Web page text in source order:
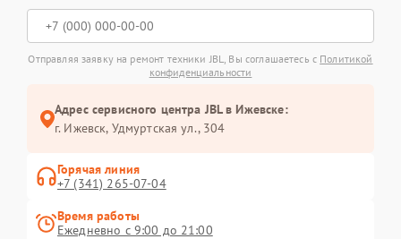
Отправляя заявку на ремонт техники JBL, Вы соглашаетесь с Политикой
конфиденциальности
Адрес сервисного центра JBL в Ижевске:
г. Ижевск, Удмуртская ул., 304
Горячая линия
+7 (341) 265-07-04
Время работы
Ежедневно с 9:00 до 21:00